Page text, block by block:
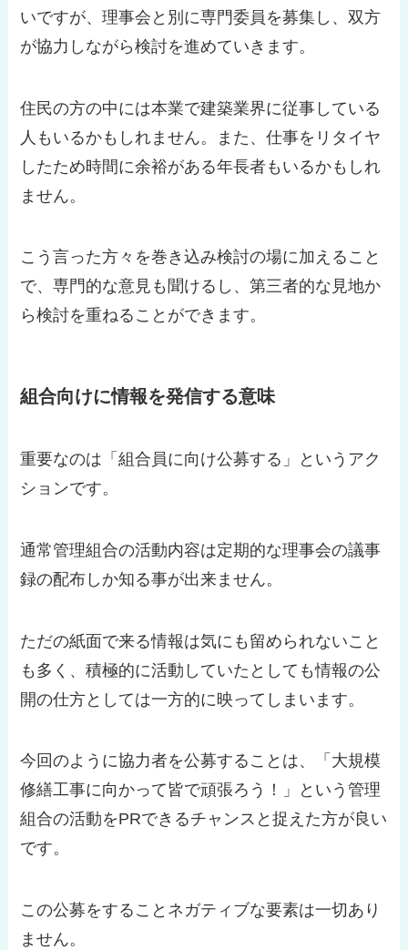
いですが、理事会と別に専門委員を募集し、双方
が協力しながら検討を進めていきます。
住民の方の中には本業で建築業界に従事している
人もいるかもしれません。また、仕事をリタイヤ
したため時間に余裕がある年長者もいるかもしれ
ません。
こう言った方々を巻き込み検討の場に加えること
で、専門的な意見も聞けるし、第三者的な見地か
ら検討を重ねることができます。
組合向けに情報を発信する意味
重要なのは「組合員に向け公募する」というアク
ションです。
通常管理組合の活動内容は定期的な理事会の議事
録の配布しか知る事が出来ません。
ただの紙面で来る情報は気にも留められないこと
も多く、積極的に活動していたとしても情報の公
開の仕方としては一方的に映ってしまいます。
今回のように協力者を公募することは、「大規模
修繕工事に向かって皆で頑張ろう！」という管理
組合の活動をPRできるチャンスと捉えた方が良い
です。
この公募をすることネガティブな要素は一切あり
ません。